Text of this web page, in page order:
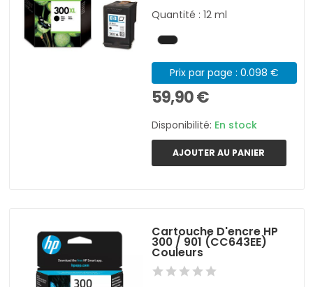
Quantité : 12 ml
Prix par page : 0.098 €
59,90 €
Disponibilité: En stock
AJOUTER AU PANIER
Cartouche D'encre HP
300 / 901 (CC643EE)
Couleurs